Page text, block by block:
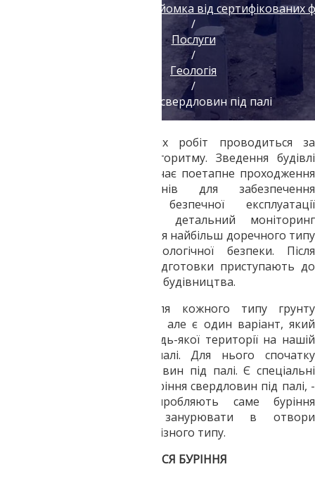
Геодезія геологія топозйомка від сертифікованих
/
Послуги
/
Геологія
/
Буріння свердловин під палі
Будь-який вид будівельних робіт проводиться за
певним шаблоном або алгоритму. Зведення будівлі
певної конструкції передбачає поетапне проходження
всіх підготовчих ступенів для забезпечення
максимально тривалої безпечної експлуатації
збудованого об'єкта. Це детальний моніторинг
структури грунту, визначення найбільш доречного типу
фундаменту і ступінь екологічної безпеки. Після
проходження всіх етапів підготовки приступають до
безпосереднього здійснення будівництва.
Фундамент. Фундамент для кожного типу грунту
підбирається індивідуально, але є один варіант, який
підходить практично до будь-якої території на нашій
місцевості - фундамент палі. Для нього спочатку
виконують буріння свердловин під палі. Є спеціальні
агрегати, які здійснюють буріння свердловин під палі, -
це установки, які і виробляють саме буріння
свердловин, і можуть занурювати в отвори
свердловин на ділянці палі різного типу.
ЯКИМ ЧИНОМ ВІДБУВАЄТЬСЯ БУРІННЯ